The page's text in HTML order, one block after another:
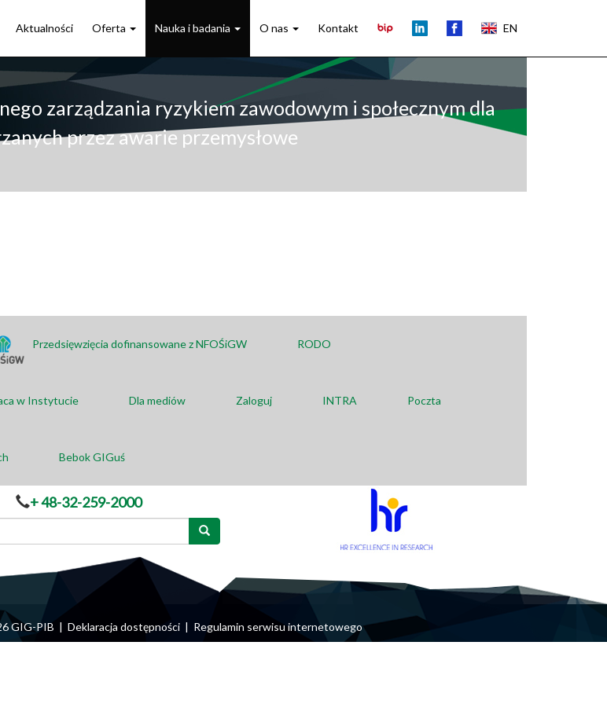
Aktualności Oferta Nauka i badania O nas Kontakt EN
zarządzania ryzykiem zawodowym i społecznym dla
przez awarie przemysłowe
Przedsięwzięcia dofinansowane z NFOŚiGW RODO
w Instytucie Dla mediów Zaloguj INTRA Poczta
Bebok GIGuś
+ 48-32-259-2000
GIG-PIB | Deklaracja dostępności| Regulamin serwisu internetowego